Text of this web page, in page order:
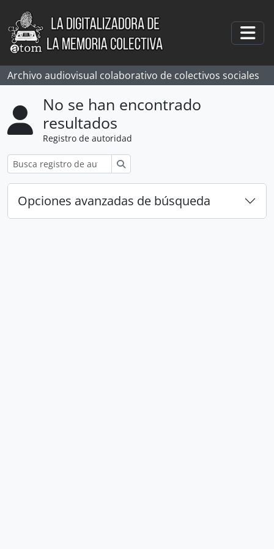
Skip to main content
Archivo audiovisual colaborativo de colectivos sociales
No se han encontrado
resultados
Registro de autoridad
Opciones avanzadas de búsqueda